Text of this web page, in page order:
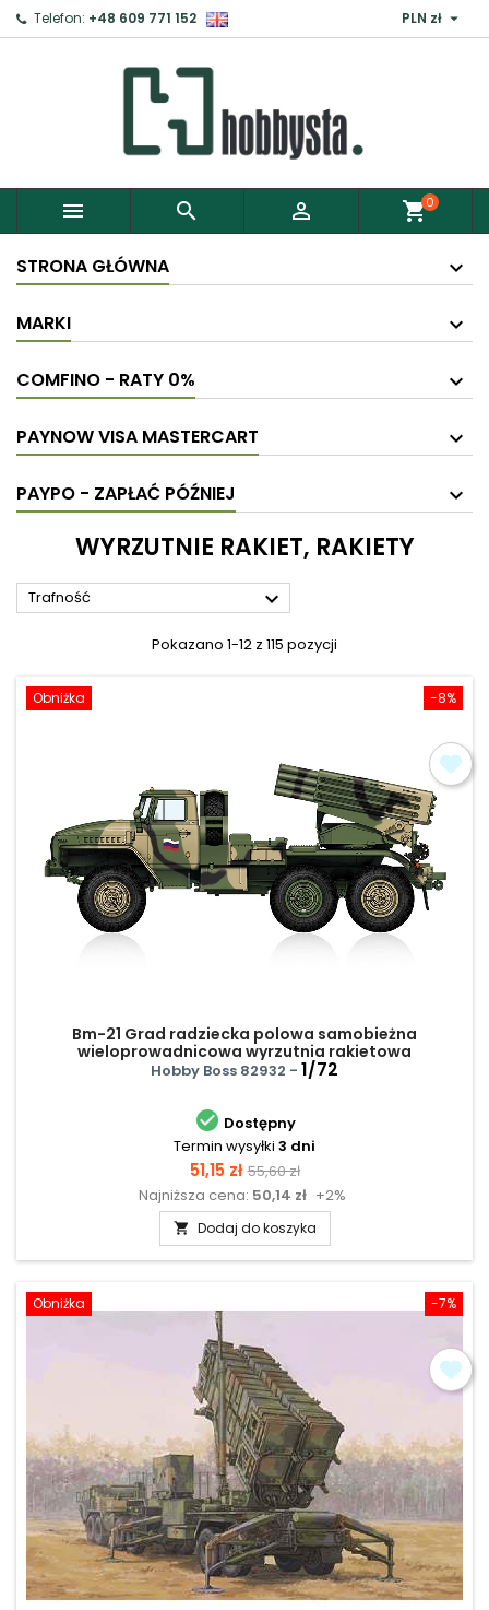
Telefon: +48 609 771 152 PLN zł 
   shopping_cart0
STRONA GŁÓWNA
MARKI
COMFINO - RATY 0%
PAYNOW VISA MASTERCART
PAYPO - ZAPŁAĆ PÓŹNIEJ
WYRZUTNIE RAKIET, RAKIETY
Trafność 
Pokazano 1-12 z 115 pozycji
-8%
Obniżka
Bm-21 Grad radziecka polowa samobieżna
wieloprowadnicowa wyrzutnia rakietowa
Hobby Boss 82932 - 1/72
 Dostępny
Termin wysyłki 3 dni
Cena
51,15 zł Cena
podstawowa
55,60 zł
Najniższa cena: 50,14 zł +2%
 Dodaj do koszyka
-7%
Obniżka
Zaloguj ×
Aby zapisać produkty do Schowka, musisz się
Anuluj Zaloguj